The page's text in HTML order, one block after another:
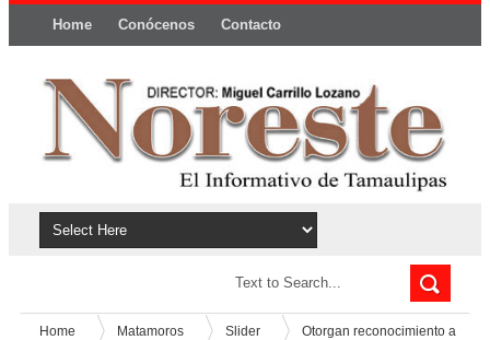
Home Conócenos Contacto
Home Matamoros Slider
Otorgan reconocimiento a